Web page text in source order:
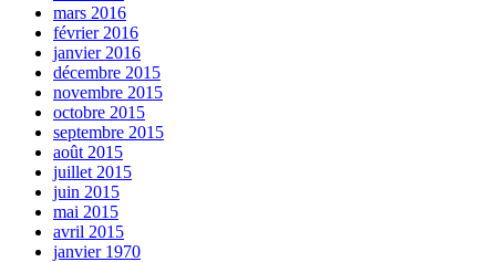
mars 2016
février 2016
janvier 2016
décembre 2015
novembre 2015
octobre 2015
septembre 2015
août 2015
juillet 2015
juin 2015
mai 2015
avril 2015
janvier 1970